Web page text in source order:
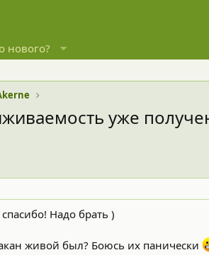
нового?
уже
спасибо! Надо брать )
живой был? Боюсь их панически